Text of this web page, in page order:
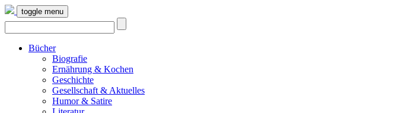
toggle menu
Bücher
Biografie
Ernährung & Kochen
Geschichte
Gesellschaft & Aktuelles
Humor & Satire